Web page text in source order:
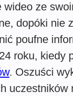
ze
dopóki nie
poufne
roku, kiedy
. Oszuści
uczestników